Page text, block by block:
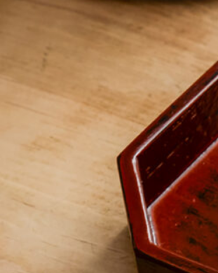
今月の京
京都の書
ABOUT US
チケット